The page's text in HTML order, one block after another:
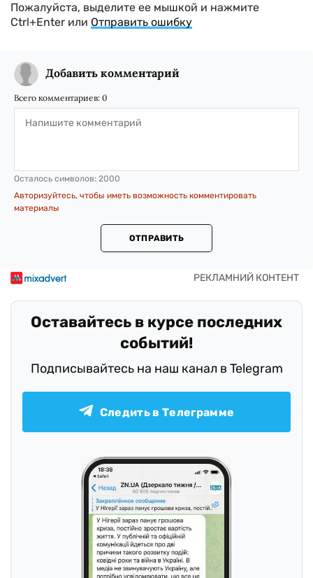
Пожалуйста, выделите ее мышкой и нажмите
Ctrl+Enter или Отправить ошибку
Добавить комментарий
Всего комментариев: 0
Осталось символов: 2000
Авторизуйтесь, чтобы иметь возможность комментировать
материалы
ОТПРАВИТЬ
Оставайтесь в курсе последних
событий!
Подписывайтесь на наш канал в Telegram
Следить в Телеграмме